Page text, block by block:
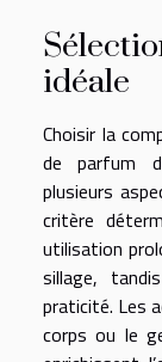
idéale
Choisir la
de parfum
plusieurs
critère
utilisation
sillage,
praticité. Les
corps ou le